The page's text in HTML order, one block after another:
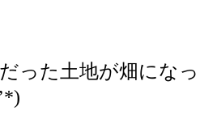
った土地が畑になっ